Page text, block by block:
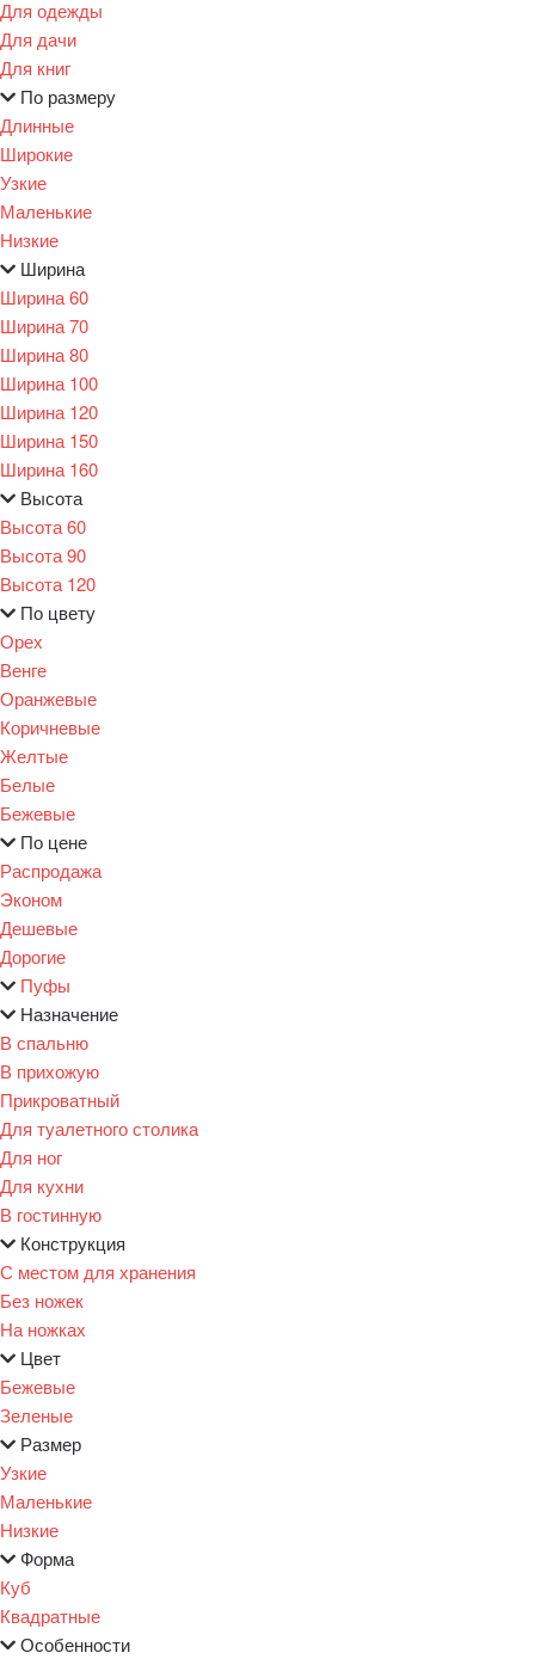
Для одежды
Для дачи
Для книг
По размеру
Длинные
Широкие
Узкие
Маленькие
Низкие
Ширина
Ширина 60
Ширина 70
Ширина 80
Ширина 100
Ширина 120
Ширина 150
Ширина 160
Высота
Высота 60
Высота 90
Высота 120
По цвету
Орех
Венге
Оранжевые
Коричневые
Желтые
Белые
Бежевые
По цене
Распродажа
Эконом
Дешевые
Дорогие
Пуфы
Назначение
В спальню
В прихожую
Прикроватный
Для туалетного столика
Для ног
Для кухни
В гостинную
Конструкция
С местом для хранения
Без ножек
На ножках
Цвет
Бежевые
Зеленые
Размер
Узкие
Маленькие
Низкие
Форма
Куб
Квадратные
Особенности